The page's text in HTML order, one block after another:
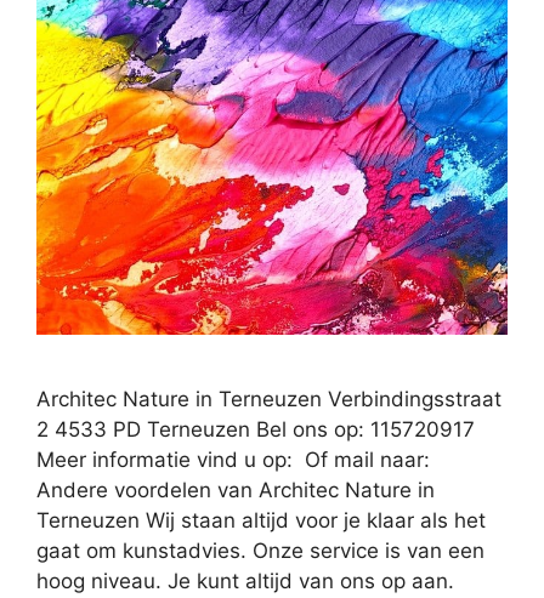
Architec Nature in Terneuzen Verbindingsstraat
2 4533 PD Terneuzen Bel ons op: 115720917
Meer informatie vind u op: Of mail naar:
Andere voordelen van Architec Nature in
Terneuzen Wij staan altijd voor je klaar als het
gaat om kunstadvies. Onze service is van een
hoog niveau. Je kunt altijd van ons op aan.